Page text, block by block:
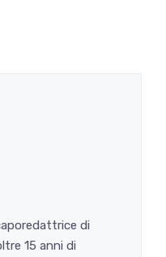
di
15 anni di